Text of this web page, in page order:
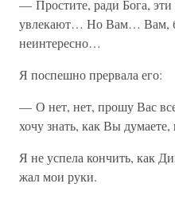
— Простите, ради Бога, эти
увлекают… Но Вам… Вам,
неинтересно…
Я поспешно прервала его:
— О нет, нет, прошу Вас все
хочу знать, как Вы
Я не успела кончить, как
жал мои руки.